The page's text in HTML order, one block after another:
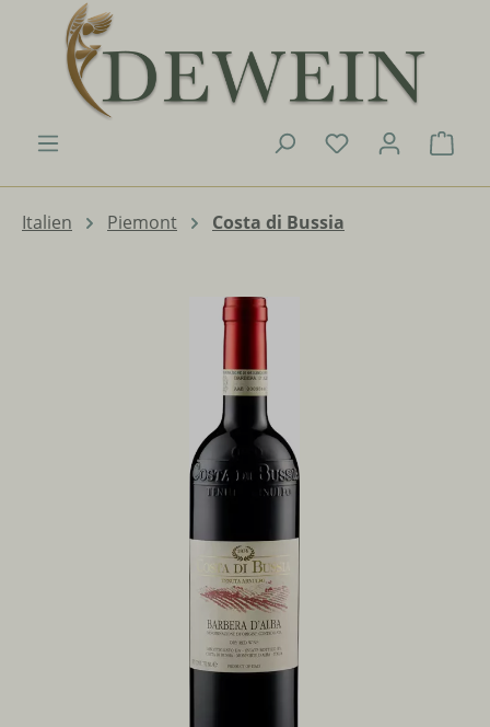
Zum Hauptinhalt springen
Du hast 0
Italien Piemont Costa di Bussia